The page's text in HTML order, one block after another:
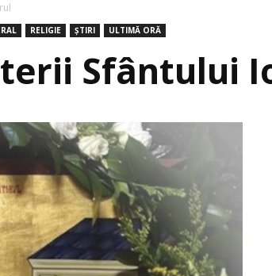
RELIGIE ȘTIRI ULTIMĂ ORĂ
Sfântului